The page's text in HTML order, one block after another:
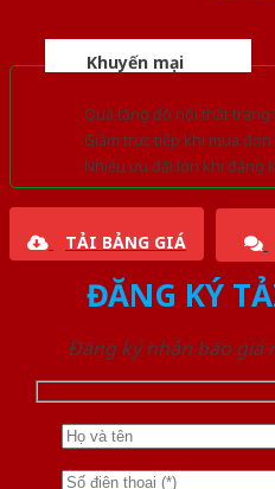
Khuyến mại
Quà tặng đồ nội thất trang
Giảm trực tiếp khi mua
Nhiều ưu đãi lớn khi đăng
TẢI BẢNG GIÁ
ĐĂNG KÝ
Đăng ký nhận báo